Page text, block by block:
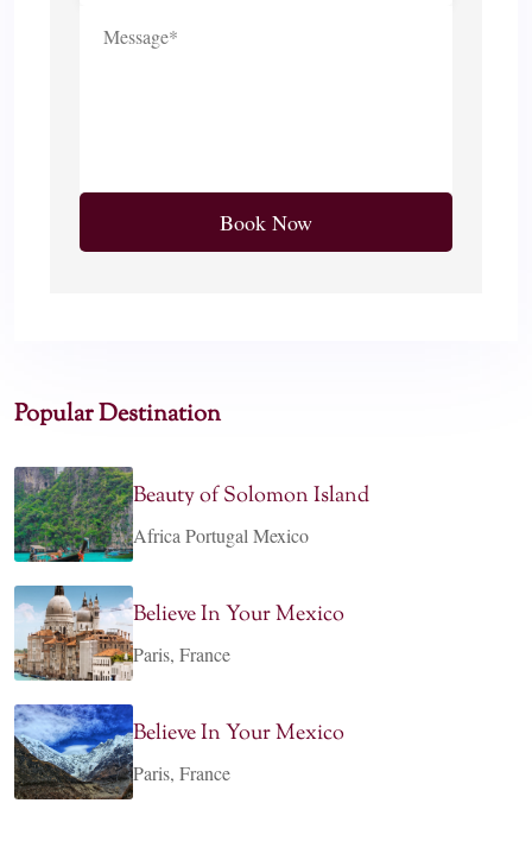
Popular Destination
Beauty of Solomon Island
Africa Portugal Mexico
Believe In Your Mexico
Paris, France
Believe In Your Mexico
Paris, France